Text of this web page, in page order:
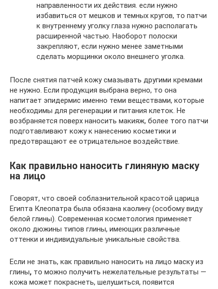
направленности их действия. если нужно
избавиться от мешков и темных кругов, то патчи
к внутреннему уголку глаза нужно располагать
расширенной частью. Наоборот полоски
закрепляют, если нужно менее заметными
сделать морщинки около внешнего уголка.
После снятия патчей кожу смазывать другими кремами
не нужно. Если продукция выбрана верно, то она
напитает эпидермис именно теми веществами, которые
необходимы для регенерации и питания клеток. Не
возбраняется поверх наносить макияж, более того патчи
подготавливают кожу к нанесению косметики и
предотвращают ее отрицательное воздействие.
Как правильно наносить глиняную маску
на лицо
Говорят, что своей соблазнительной красотой царица
Египта Клеопатра была обязана каолину (особому виду
белой глины). Современная косметология применяет
около дюжины типов глины, имеющих различные
оттенки и индивидуальные уникальные свойства.
Если не знать, как правильно наносить на лицо маску из
глины, то можно получить нежелательные результаты —
кожа может покраснеть, шелушиться, появится